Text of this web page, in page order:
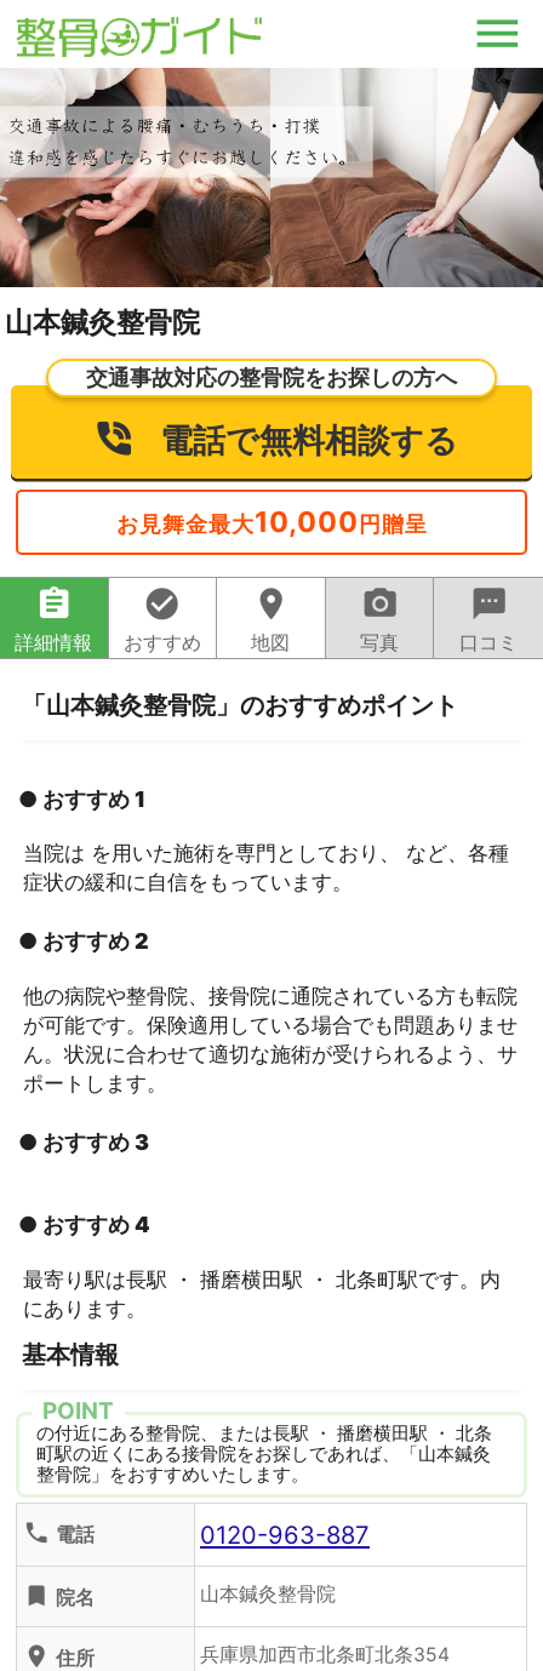
山本鍼灸整骨院
交通事故対応の整骨院をお探しの方へ
電話で無料相談する
お見舞金最大10,000 円贈呈
assignment
詳細情報
check_circle
おすすめ
location_on
地図
camera_alt
写真
sms
口コミ
「山本鍼灸整骨院」のおすすめポイント
● おすすめ 1
当院は を用いた施術を専門としており、 など、各種
症状の緩和に自信をもっています。
● おすすめ 2
他の病院や整骨院、接骨院に通院されている方も転院
が可能です。保険適用している場合でも問題ありませ
ん。状況に合わせて適切な施術が受けられるよう、サ
ポートします。
● おすすめ 3
● おすすめ 4
最寄り駅は長駅 ・ 播磨横田駅 ・ 北条町駅です。内
にあります。
基本情報
POINT
の付近にある整骨院、または長駅 ・ 播磨横田駅 ・ 北条
町駅の近くにある接骨院をお探しであれば、「山本鍼灸
整骨院」をおすすめいたします。
phone 電話 0120-963-887
turned_in 院名 山本鍼灸整骨院
location_on 住所 兵庫県加西市北条町北条354